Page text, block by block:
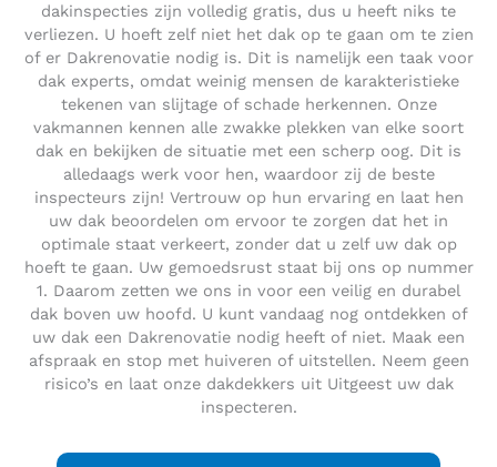
dakinspecties zijn volledig gratis, dus u heeft niks te
verliezen. U hoeft zelf niet het dak op te gaan om te zien
of er Dakrenovatie nodig is. Dit is namelijk een taak voor
dak experts, omdat weinig mensen de karakteristieke
tekenen van slijtage of schade herkennen. Onze
vakmannen kennen alle zwakke plekken van elke soort
dak en bekijken de situatie met een scherp oog. Dit is
alledaags werk voor hen, waardoor zij de beste
inspecteurs zijn! Vertrouw op hun ervaring en laat hen
uw dak beoordelen om ervoor te zorgen dat het in
optimale staat verkeert, zonder dat u zelf uw dak op
hoeft te gaan. Uw gemoedsrust staat bij ons op nummer
1. Daarom zetten we ons in voor een veilig en durabel
dak boven uw hoofd. U kunt vandaag nog ontdekken of
uw dak een Dakrenovatie nodig heeft of niet. Maak een
afspraak en stop met huiveren of uitstellen. Neem geen
risico’s en laat onze dakdekkers uit Uitgeest uw dak
inspecteren.